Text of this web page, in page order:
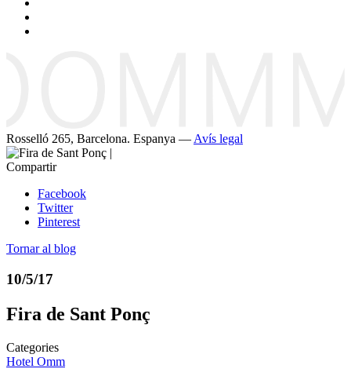
Rosselló 265, Barcelona. Espanya — Avís legal
Compartir
Facebook
Twitter
Pinterest
Tornar al blog
10/5/17
Fira de Sant Ponç
Categories
Hotel Omm